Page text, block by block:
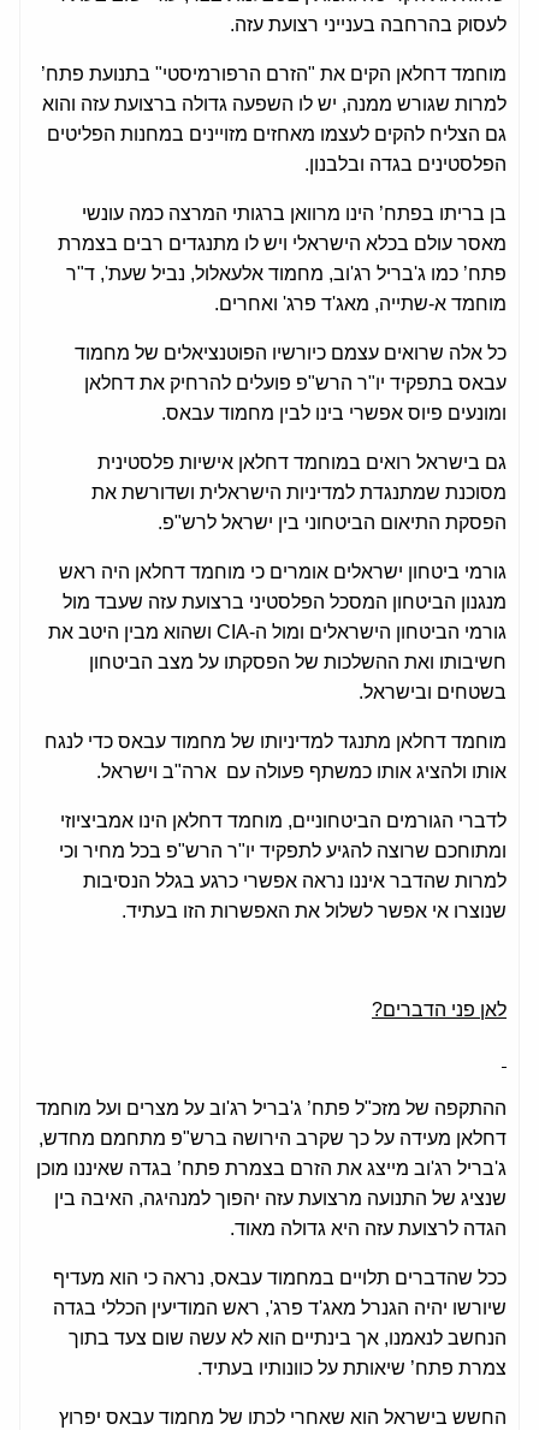
לעסוק בהרחבה בענייני רצועת עזה.
מוחמד דחלאן הקים את "הזרם הרפורמיסטי" בתנועת פתח’
למרות שגורש ממנה, יש לו השפעה גדולה ברצועת עזה והוא
גם הצליח להקים לעצמו מאחזים מזויינים במחנות הפליטים
הפלסטינים בגדה ובלבנון.
בן בריתו בפתח’ הינו מרוואן ברגותי המרצה כמה עונשי
מאסר עולם בכלא הישראלי ויש לו מתנגדים רבים בצמרת
פתח’ כמו ג'בריל רג'וב, מחמוד אלעאלול, נביל שעת', ד"ר
מוחמד א-שתייה, מאג'ד פרג' ואחרים.
כל אלה שרואים עצמם כיורשיו הפוטנציאלים של מחמוד
עבאס בתפקיד יו"ר הרש"פ פועלים להרחיק את דחלאן
ומונעים פיוס אפשרי בינו לבין מחמוד עבאס.
גם בישראל רואים במוחמד דחלאן אישיות פלסטינית
מסוכנת שמתנגדת למדיניות הישראלית ושדורשת את
הפסקת התיאום הביטחוני בין ישראל לרש"פ.
גורמי ביטחון ישראלים אומרים כי מוחמד דחלאן היה ראש
מנגנון הביטחון המסכל הפלסטיני ברצועת עזה שעבד מול
גורמי הביטחון הישראלים ומול ה-CIA ושהוא מבין היטב את
חשיבותו ואת ההשלכות של הפסקתו על מצב הביטחון
בשטחים ובישראל.
מוחמד דחלאן מתנגד למדיניותו של מחמוד עבאס כדי לנגח
אותו ולהציג אותו כמשתף פעולה עם ארה"ב וישראל.
לדברי הגורמים הביטחוניים, מוחמד דחלאן הינו אמביציוזי
ומתוחכם שרוצה להגיע לתפקיד יו"ר הרש"פ בכל מחיר וכי
למרות שהדבר איננו נראה אפשרי כרגע בגלל הנסיבות
שנוצרו אי אפשר לשלול את האפשרות הזו בעתיד.
לאן פני הדברים?
ההתקפה של מזכ"ל פתח’ ג'בריל רג'וב על מצרים ועל מוחמד
דחלאן מעידה על כך שקרב הירושה ברש"פ מתחמם מחדש,
ג'בריל רג'וב מייצג את הזרם בצמרת פתח’ בגדה שאיננו מוכן
שנציג של התנועה מרצועת עזה יהפוך למנהיגה, האיבה בין
הגדה לרצועת עזה היא גדולה מאוד.
ככל שהדברים תלויים במחמוד עבאס, נראה כי הוא מעדיף
שיורשו יהיה הגנרל מאג'ד פרג', ראש המודיעין הכללי בגדה
הנחשב לנאמנו, אך בינתיים הוא לא עשה שום צעד בתוך
צמרת פתח’ שיאותת על כוונותיו בעתיד.
החשש בישראל הוא שאחרי לכתו של מחמוד עבאס יפרוץ